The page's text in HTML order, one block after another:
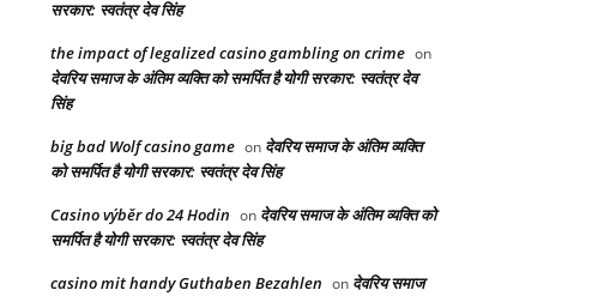
सरकार: स्वतंत्र देव सिंह
the impact of legalized casino gambling on crime on
देवरिय समाज के अंतिम व्यक्ति को समर्पित है योगी सरकार: स्वतंत्र देव
सिंह
big bad Wolf casino game on देवरिय समाज के अंतिम व्यक्ति
को समर्पित है योगी सरकार: स्वतंत्र देव सिंह
Casino výběr do 24 Hodin on देवरिय समाज के अंतिम व्यक्ति को
समर्पित है योगी सरकार: स्वतंत्र देव सिंह
casino mit handy Guthaben Bezahlen on देवरिय समाज